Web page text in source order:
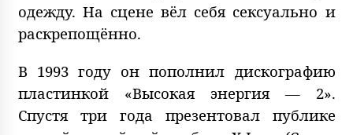
одежду. На сцене вёл себя сексуально и
раскрепощённо.
В 1993 году он пополнил дискографию
пластинкой «Высокая энергия — 2».
Спустя три года презентовал публике